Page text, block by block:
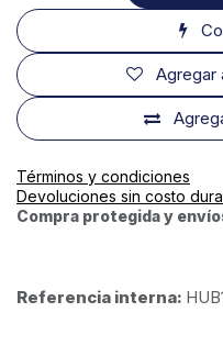
Agregar
Términos y condiciones
Devoluciones sin costo
Compra protegida y
Referencia interna: